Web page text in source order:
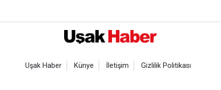
Uşak Haber Künye İletişim Gizlilik Politikası